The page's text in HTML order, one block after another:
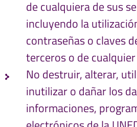
de cualquiera de sus
incluyendo la
contraseñas o claves
terceros o de
No destruir, alterar,
inutilizar o dañar los
informaciones,